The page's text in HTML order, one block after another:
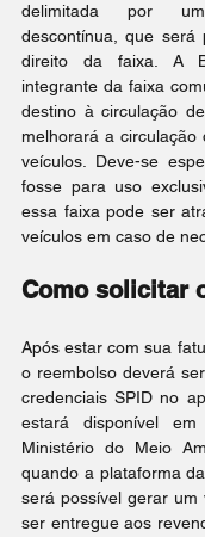
delimitada por
descontínua, que será
direito da faixa. A
integrante da faixa
destino à circulação
melhorará a
veículos. Deve-se
fosse para uso
essa faixa pode ser
veículos em caso de
Como solicitar
Após estar com sua
o reembolso deverá
credenciais SPID no
estará disponível
Ministério do Meio
quando a plataforma
será possível gerar um
ser entregue aos